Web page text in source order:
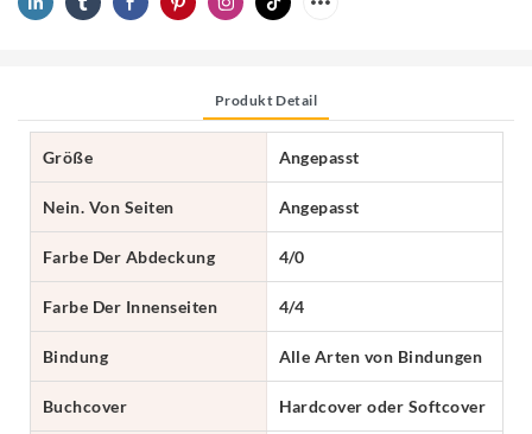
Produkt Detail
Größe Angepasst
Nein. Von Seiten Angepasst
Farbe Der Abdeckung 4/0
Farbe Der Innenseiten 4/4
Bindung Alle Arten von Bindungen
Buchcover Hardcover oder Softcover